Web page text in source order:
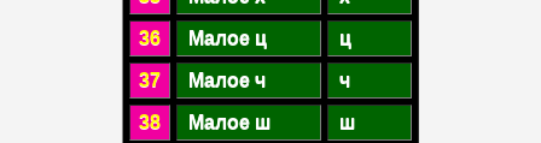
36 Малое ц ц
37 Малое ч ч
38 Малое ш ш